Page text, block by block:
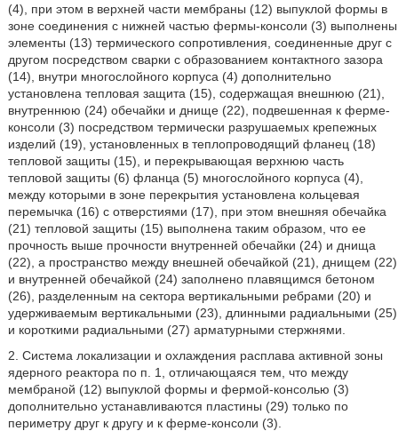
(4), при этом в верхней части мембраны (12) выпуклой формы в
зоне соединения с нижней частью фермы-консоли (3) выполнены
элементы (13) термического сопротивления, соединенные друг с
другом посредством сварки с образованием контактного зазора
(14), внутри многослойного корпуса (4) дополнительно
установлена тепловая защита (15), содержащая внешнюю (21),
внутреннюю (24) обечайки и днище (22), подвешенная к ферме-
консоли (3) посредством термически разрушаемых крепежных
изделий (19), установленных в теплопроводящий фланец (18)
тепловой защиты (15), и перекрывающая верхнюю часть
тепловой защиты (6) фланца (5) многослойного корпуса (4),
между которыми в зоне перекрытия установлена кольцевая
перемычка (16) с отверстиями (17), при этом внешняя обечайка
(21) тепловой защиты (15) выполнена таким образом, что ее
прочность выше прочности внутренней обечайки (24) и днища
(22), а пространство между внешней обечайкой (21), днищем (22)
и внутренней обечайкой (24) заполнено плавящимся бетоном
(26), разделенным на сектора вертикальными ребрами (20) и
удерживаемым вертикальными (23), длинными радиальными (25)
и короткими радиальными (27) арматурными стержнями.
2. Система локализации и охлаждения расплава активной зоны
ядерного реактора по п. 1, отличающаяся тем, что между
мембраной (12) выпуклой формы и фермой-консолью (3)
дополнительно устанавливаются пластины (29) только по
периметру друг к другу и к ферме-консоли (3).